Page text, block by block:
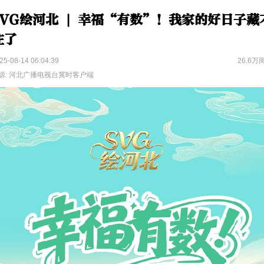
绘河北 | 幸福“有数”！我家的好日子藏
了
08-14 06:04:39
26.6万
: 河北广播电视台冀时客户端